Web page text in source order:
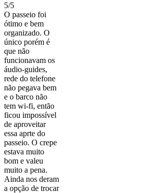
5/5
O passeio foi
ótimo e bem
organizado. O
único porém é
que não
funcionavam os
áudio-guides,
rede do telefone
não pegava bem
e o barco não
tem wi-fi, então
ficou impossível
de aproveitar
essa aprte do
passeio. O crepe
estava muito
bom e valeu
muito a pena.
Ainda nos deram
a opção de trocar